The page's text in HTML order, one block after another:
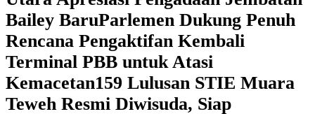
Bailey BaruParlemen Dukung Penuh
Rencana Pengaktifan Kembali
Terminal PBB untuk Atasi
Kemacetan159 Lulusan STIE Muara
Teweh Resmi Diwisuda, Siap